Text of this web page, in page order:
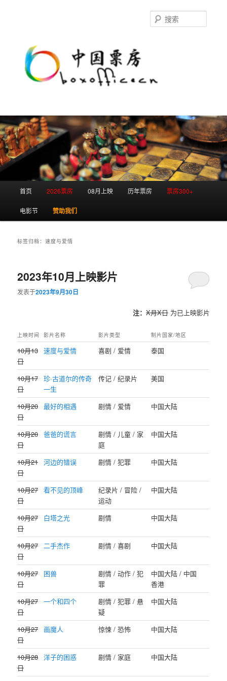
首页 2026票房 08月上映 历年票房 票房300+
电影节 赞助我们
标签归档：速度与爱情
2023年10月上映影片
发表于2023年9月30日
注： X月X日为已上映影片
上映时间 影片名称 影片类型 制片国家/地区
10月13
日
速度与爱情 喜剧 / 爱情 泰国
10月17
日
珍·古道尔的传奇
一生
传记 / 纪录片 美国
10月20
日
最好的相遇 剧情 / 爱情 中国大陆
10月20
日
爸爸的谎言
剧情 / 儿童 / 家
庭
中国大陆
10月21
日
河边的错误 剧情 / 犯罪 中国大陆
10月27
日
看不见的顶峰
纪录片 / 冒险 /
运动
中国大陆
10月27
日
白塔之光 剧情 中国大陆
10月27
日
二手杰作 剧情 / 喜剧 中国大陆
10月27
日
困兽
剧情 / 动作 / 犯
罪
中国大陆 / 中国
香港
10月27
日
一个和四个
剧情 / 犯罪 / 悬
疑
中国大陆
10月27
日
画魔人 惊悚 / 恐怖 中国大陆
10月28
日
洋子的困惑 剧情 / 家庭 中国大陆